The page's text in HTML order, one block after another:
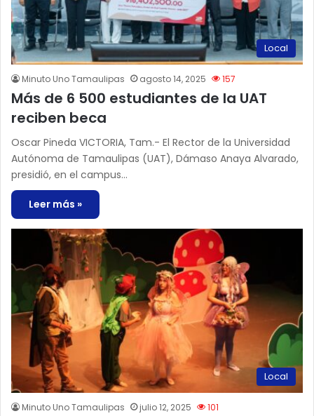
Local
Minuto Uno Tamaulipas agosto 14, 2025 157
Más de 6 500 estudiantes de la UAT
reciben beca
Oscar Pineda VICTORIA, Tam.- El Rector de la Universidad
Autónoma de Tamaulipas (UAT), Dámaso Anaya Alvarado,
presidió, en el campus…
Leer más »
Local
Minuto Uno Tamaulipas julio 12, 2025 101